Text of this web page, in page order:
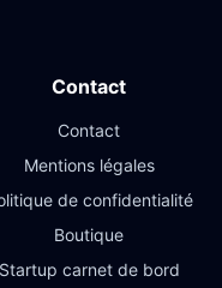
Contact
Contact
Mentions légales
de confidentialité
Boutique
Startup carnet de bord